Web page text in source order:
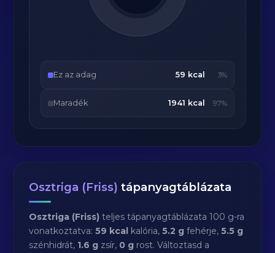
Ez az adag 59 kcal 3%
Maradék 1941 kcal 97%
Osztriga (Friss) tápanyagtáblázata
Osztriga (Friss) teljes tápanyagtáblázata 100 g-ra
vonatkoztatva:59 kcal kalória,5.2 g fehérje,5.5 g
szénhidrát, 1.6 g zsír, 0 g rost. Változtasd a